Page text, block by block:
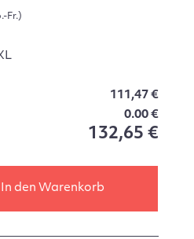
Fr.)
111,47 €
0.00 €
132,65 €
In den Warenkorb